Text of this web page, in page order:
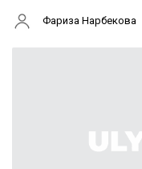
Фариза Нарбекова